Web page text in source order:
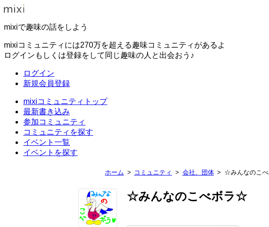
mixiで趣味の話をしよう
mixiコミュニティには270万を超える趣味コミュニティがあるよ
ログインもしくは登録をして同じ趣味の人と出会おう♪
ログイン
新規会員登録
mixiコミュニティトップ
最新書き込み
参加コミュニティ
コミュニティを探す
イベント一覧
イベントを探す
ホーム コミュニティ 会社、団体 ☆みんなのこ
☆みんなのこべボラ☆